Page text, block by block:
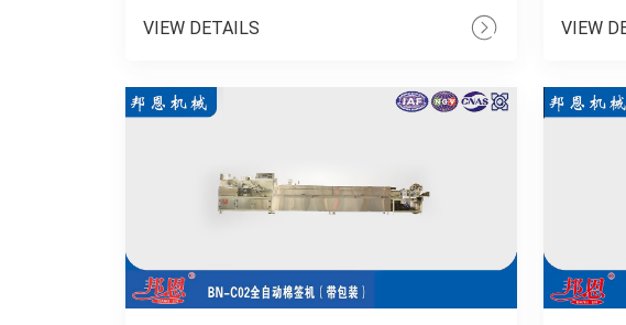
产......
VIEW DETAILS
量......
VIEW